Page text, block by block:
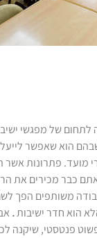
של מפגשי
הוא שאפשר
מועד. פתרונות
כבר מכירים את
משותפים הפך
הוא חדר ישיבות.
פנטסטי, שיקנה